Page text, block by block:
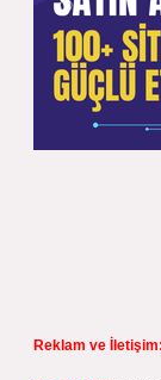
Reklam ve İletişim: